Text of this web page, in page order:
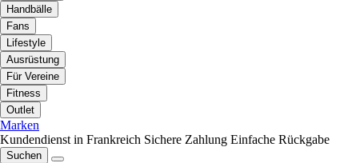
Handbälle
Fans
Lifestyle
Ausrüstung
Für Vereine
Fitness
Outlet
Marken
Kundendienst in Frankreich Sichere Zahlung Einfache Rückgabe
Suchen